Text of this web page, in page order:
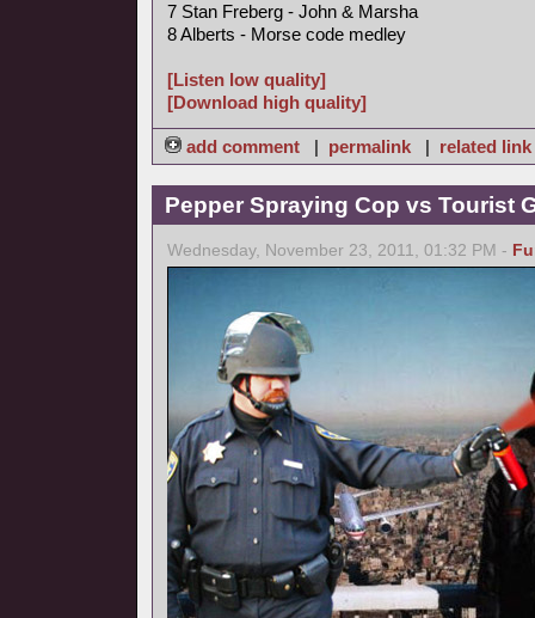
7 Stan Freberg - John & Marsha
8 Alberts - Morse code medley
[Listen low quality]
[Download high quality]
add comment | permalink | related link
Pepper Spraying Cop vs Tourist
Wednesday, November 23, 2011, 01:32 PM -